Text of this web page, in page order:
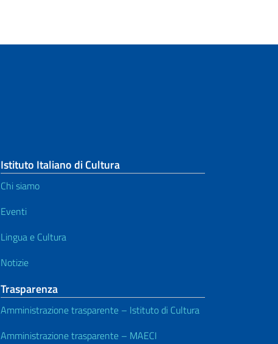
Istituto Italiano di Cultura
Chi siamo
Eventi
Lingua e Cultura
Notizie
Trasparenza
Amministrazione trasparente – Istituto di Cultura
Amministrazione trasparente – MAECI